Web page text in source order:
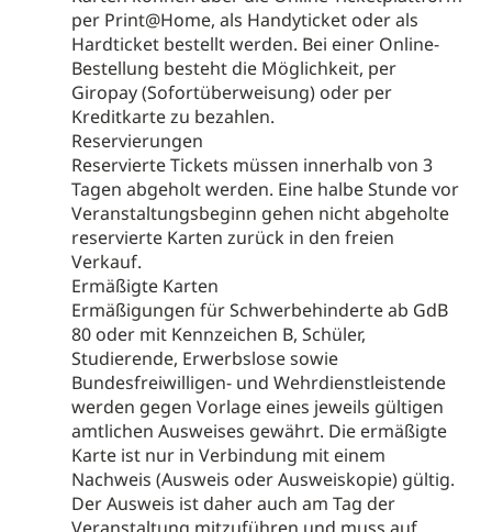
per Print@Home, als Handyticket oder als
Hardticket bestellt werden. Bei einer Online-
Bestellung besteht die Möglichkeit, per
Giropay (Sofortüberweisung) oder per
Kreditkarte zu bezahlen.
Reservierungen
Reservierte Tickets müssen innerhalb von 3
Tagen abgeholt werden. Eine halbe Stunde vor
Veranstaltungsbeginn gehen nicht abgeholte
reservierte Karten zurück in den freien
Verkauf.
Ermäßigte Karten
Ermäßigungen für Schwerbehinderte ab GdB
80 oder mit Kennzeichen B, Schüler,
Studierende, Erwerbslose sowie
Bundesfreiwilligen- und Wehrdienstleistende
werden gegen Vorlage eines jeweils gültigen
amtlichen Ausweises gewährt. Die ermäßigte
Karte ist nur in Verbindung mit einem
Nachweis (Ausweis oder Ausweiskopie) gültig.
Der Ausweis ist daher auch am Tag der